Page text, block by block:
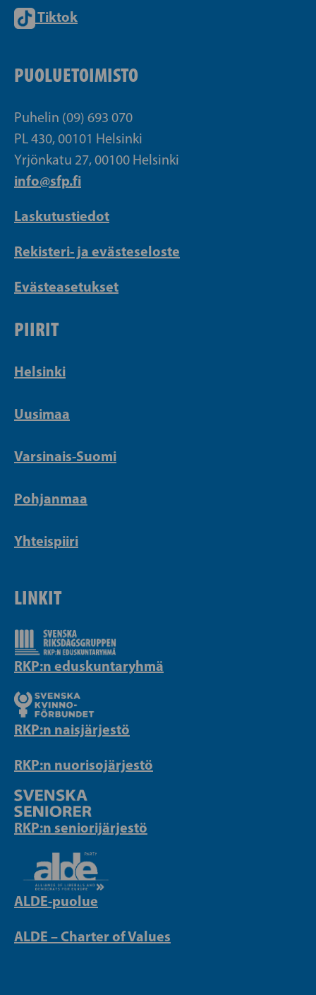
Tiktok
PUOLUETOIMISTO
Puhelin (09) 693 070
PL 430, 00101 Helsinki
Yrjönkatu 27, 00100 Helsinki
info@sfp.fi
Laskutustiedot
Rekisteri- ja evästeseloste
Evästeasetukset
PIIRIT
Helsinki
Uusimaa
Varsinais-Suomi
Pohjanmaa
Yhteispiiri
LINKIT
RKP:n eduskuntaryhmä
RKP:n naisjärjestö
RKP:n nuorisojärjestö
RKP:n seniorijärjestö
ALDE-puolue
ALDE – Charter of Values